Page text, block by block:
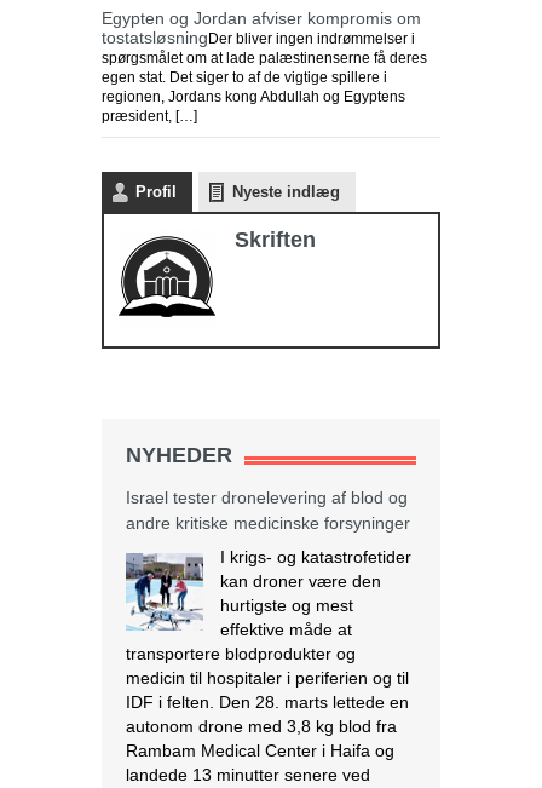
Egypten og Jordan afviser kompromis om
tostatsløsning Der bliver ingen indrømmelser i
spørgsmålet om at lade palæstinenserne få deres
egen stat. Det siger to af de vigtige spillere i
regionen, Jordans kong Abdullah og Egyptens
præsident, […]
Profil Nyeste indlæg
Skriften
NYHEDER
Israel tester dronelevering af blod og
andre kritiske medicinske forsyninger
I krigs- og katastrofetider
kan droner være den
hurtigste og mest
effektive måde at
transportere blodprodukter og
medicin til hospitaler i periferien og til
IDF i felten. Den 28. marts lettede en
autonom drone med 3,8 kg blod fra
Rambam Medical Center i Haifa og
landede 13 minutter senere ved